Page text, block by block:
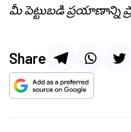
మీ పెట్టుబడి ప్రయాణాన్ని
Share